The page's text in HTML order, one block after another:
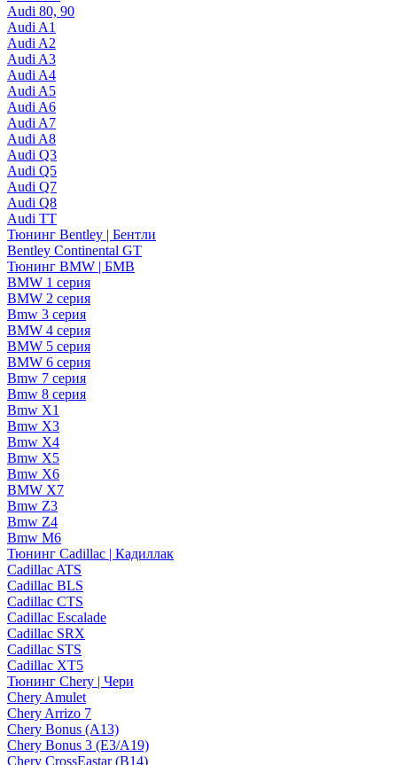
Audi 80, 90
Audi A1
Audi A2
Audi A3
Audi A4
Audi A5
Audi A6
Audi A7
Audi A8
Audi Q3
Audi Q5
Audi Q7
Audi Q8
Audi TT
Тюнинг Bentley | Бентли
Bentley Continental GT
Тюнинг BMW | БМВ
BMW 1 серия
BMW 2 серия
Bmw 3 серия
BMW 4 серия
BMW 5 серия
BMW 6 серия
Bmw 7 серия
Bmw 8 серия
Bmw X1
Bmw X3
Bmw X4
Bmw X5
Bmw X6
BMW X7
Bmw Z3
Bmw Z4
Bmw М6
Тюнинг Cadillac | Кадиллак
Cadillac ATS
Cadillac BLS
Cadillac CTS
Cadillac Escalade
Cadillac SRX
Cadillac STS
Cadillac XT5
Тюнинг Chery | Чери
Chery Amulet
Chery Arrizo 7
Chery Bonus (A13)
Chery Bonus 3 (E3/A19)
Chery CrossEastar (B14)